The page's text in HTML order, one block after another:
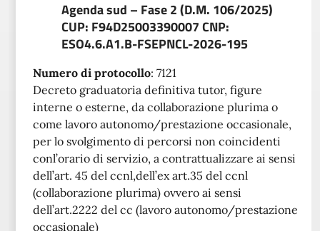
Agenda sud – Fase 2 (D.M. 106/2025)
CUP: F94D25003390007 CNP:
ESO4.6.A1.B-FSEPNCL-2026-195
Numero di protocollo: 7121
Decreto graduatoria definitiva tutor, figure
interne o esterne, da collaborazione plurima o
come lavoro autonomo/prestazione occasionale,
per lo svolgimento di percorsi non coincidenti
conl’orario di servizio, a contrattualizzare ai sensi
dell’art. 45 del ccnl,dell’ex art.35 del ccnl
(collaborazione plurima) ovvero ai sensi
dell’art.2222 del cc (lavoro autonomo/prestazione
occasionale)